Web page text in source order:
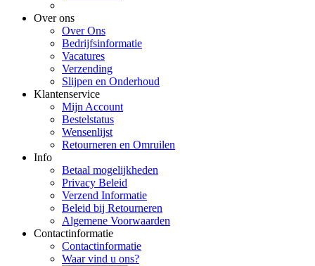
Over ons
Over Ons
Bedrijfsinformatie
Vacatures
Verzending
Slijpen en Onderhoud
Klantenservice
Mijn Account
Bestelstatus
Wensenlijst
Retourneren en Omruilen
Info
Betaal mogelijkheden
Privacy Beleid
Verzend Informatie
Beleid bij Retourneren
Algemene Voorwaarden
Contactinformatie
Contactinformatie
Waar vind u ons?